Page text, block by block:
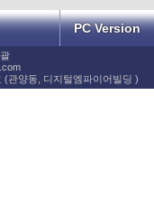
PC Version
(관양동, 디지털엠파이어빌딩 )